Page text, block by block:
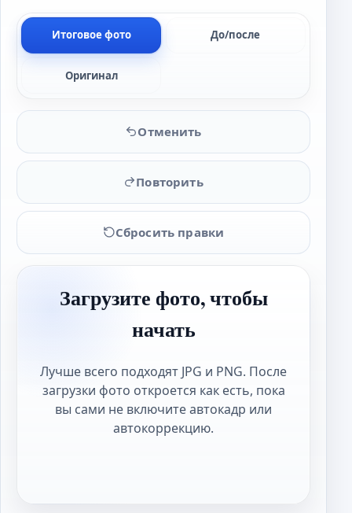
Итоговое фото До/после
Оригинал
Отменить
Повторить
Сбросить правки
Загрузите фото, чтобы
начать
Лучше всего подходят JPG и PNG. После
загрузки фото откроется как есть, пока
вы сами не включите автокадр или
автокоррекцию.